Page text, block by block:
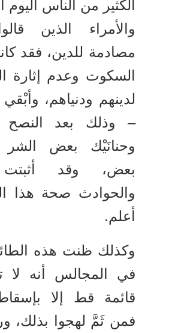
الكثير من الناس اليوم
والأمراء الذين
مصادمة للدين، فقد
السكوت وعدم إثارة
لدينهم ودنياهم، وأبْقي
– وذلك بعد
وحنانَيْك بعض
بعض، وقد أثبتت
والحوادث صحة هذا
أعلم.
وكذلك ظنت هذه
في المجالس أنه لا
قائمة قط إلا
فمن ثَمَّ لهجوا بذلك،